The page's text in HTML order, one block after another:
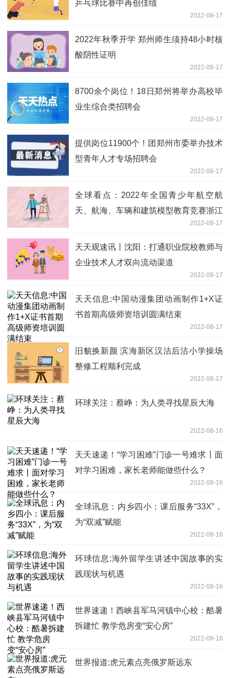
乒乓球比赛中再创佳绩
2022-08-17
2022年秋季开学 郑州师生须持48小时核
酸阴性证明
2022-08-17
8700余个岗位！18日郑州将举办高校毕
业生综合类招聘会
2022-08-17
提供岗位11900个！团郑州市委举办技术
型青年人才专场招聘会
2022-08-17
全球看点：2022年全国青少年航空航
天、航海、车辆和建筑模型教育竞赛浙江
2022-08-17
天天观速讯丨沈阳：打通职业院校教师与
企业技术人才双向流动渠道
2022-08-17
天天信息:中国动漫集团动画制作1+X证
书首期高级师资培训圆满结束
2022-08-17
旧貌换新颜 滨海新区汉沽后沽小学操场
整修工程顺利完成
2022-08-17
环球关注：蔡峥：为人类寻找星辰大海
2022-08-16
天天速递！“学习困难”门诊一号难求丨面
对学习困难，家长老师能做些什么？
2022-08-16
全球讯息：内乡四小：课后服务“33X”，
为“双减”赋能
2022-08-16
环球信息:海外留学生讲述中国故事的实
践现状与机遇
2022-08-16
世界速递！西峡县军马河镇中心校：酷暑
拆建忙 教学危房变“安心房”
2022-08-16
世界报道:虎元素点亮俄罗斯远东